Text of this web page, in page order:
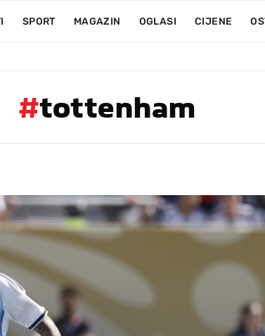
SPORT MAGAZIN OGLASI CIJENE
#tottenham